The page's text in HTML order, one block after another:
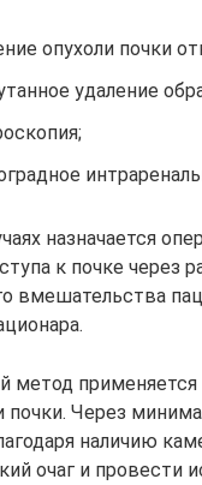
опухоли почки
удаление
назначается
к почке через
вмешательства
метод применяется
почки. Через
наличию
очаг и